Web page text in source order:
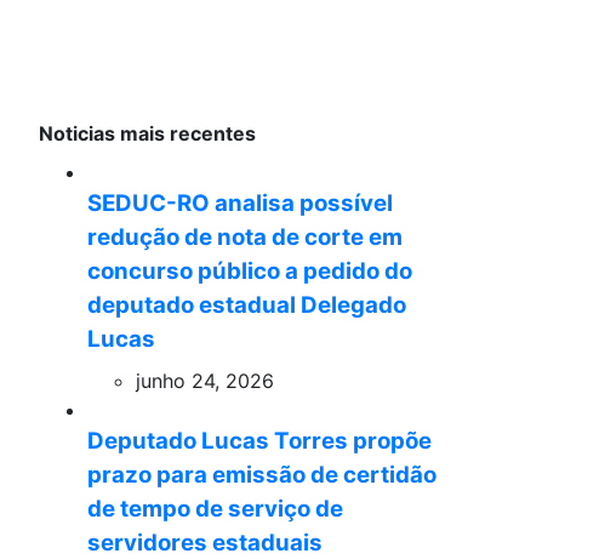
Noticias mais recentes
SEDUC-RO analisa possível
redução de nota de corte em
concurso público a pedido do
deputado estadual Delegado
Lucas
junho 24, 2026
Deputado Lucas Torres propõe
prazo para emissão de certidão
de tempo de serviço de
servidores estaduais